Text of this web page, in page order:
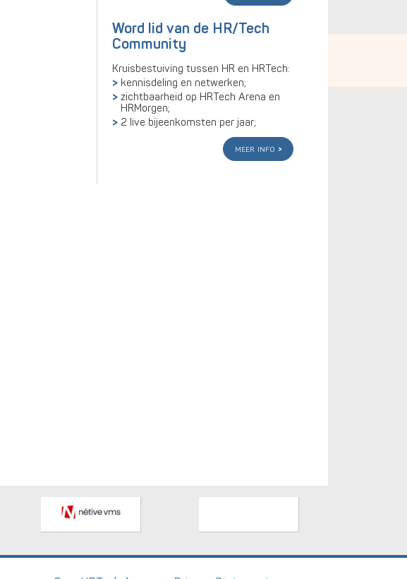
Word lid van de HR/Tech
Community
Kruisbestuiving tussen HR en HRTech:
kennisdeling en netwerken;
zichtbaarheid op HRTech Arena en
HRMorgen;
2 live bijeenkomsten per jaar;
meer info